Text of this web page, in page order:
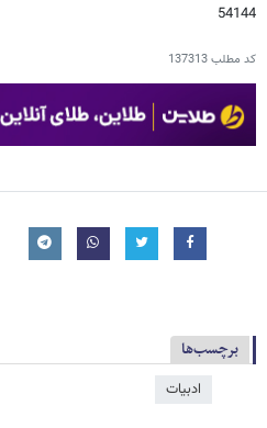
54144
کد مطلب137313
برچسب‌ها
ادبیات